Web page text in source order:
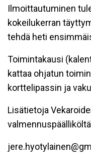
Ilmoittautuminen
kokeilukerran
tehdä heti
Toimintakausi
kattaa ohjatun
korttelipassin ja
Lisätietoja